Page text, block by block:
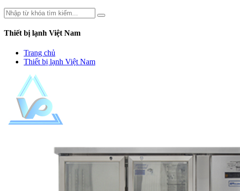
Thiết bị lạnh Việt Nam
Trang chủ
Thiết bị lạnh Việt Nam